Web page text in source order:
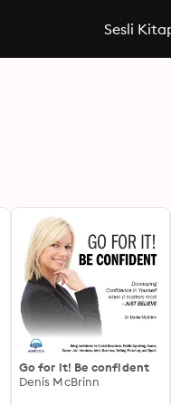
Sesli
Go for it! Be confident
Denis McBrinn